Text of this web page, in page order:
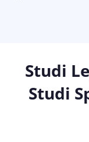
Studi
Studi